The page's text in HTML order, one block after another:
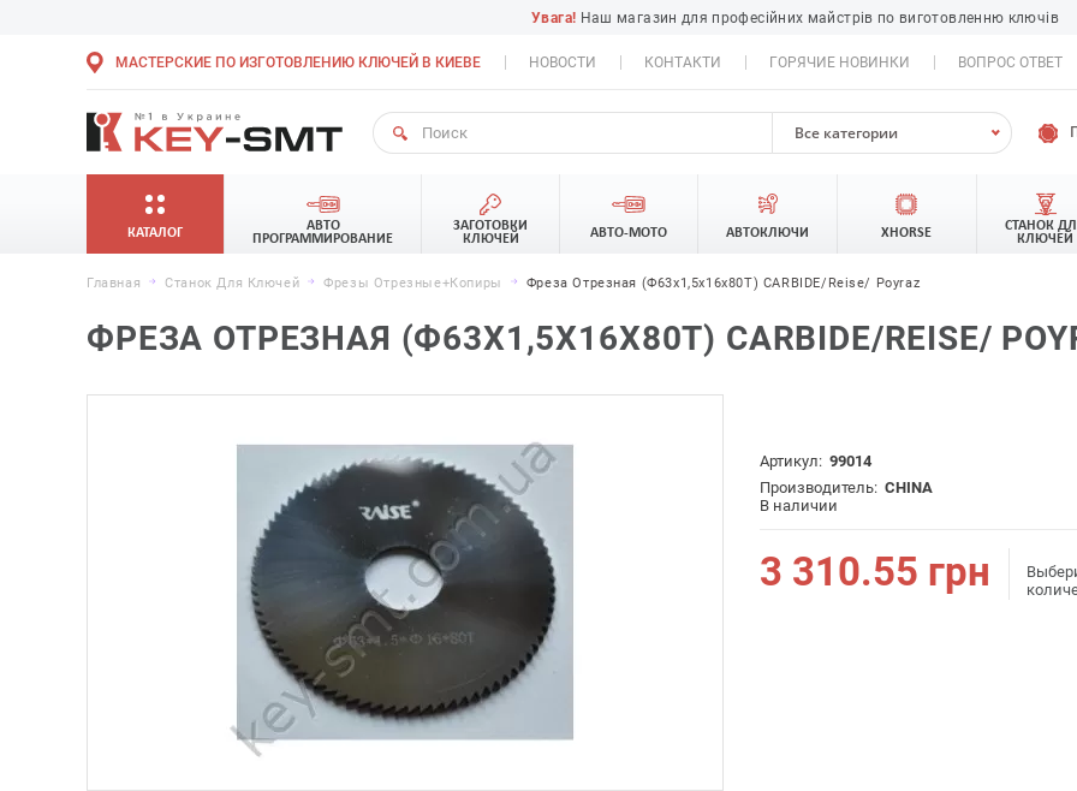
Увага! Наш магазин для професійних майстрів по виготовленню ключів
МАСТЕРСКИЕ ПО ИЗГОТОВЛЕНИЮ КЛЮЧЕЙ В КИЕВЕ НОВОСТИ КОНТАКТИ ГОРЯЧИЕ НОВИНКИ ВОПРОС ОТВЕТ
Все категории
КАТАЛОГ
АВТО
ПРОГРАММИРОВАНИЕ
ЗАГОТОВКИ
КЛЮЧЕЙ
АВТО-МОТО АВТОКЛЮЧИ XHORSE
СТАНОК
КЛЮЧЕЙ
Главная Станок Для Ключей Фрезы Отрезные+копиры Фреза Отрезная (Ф63х1,5х16х80Т) CARBIDE/Reise/ Poyraz
ФРЕЗА ОТРЕЗНАЯ (Ф63Х1,5Х16Х80Т) CARBIDE/REISE/
Артикул: 99014
Производитель: CHINA
В наличии
3 310.55 грн